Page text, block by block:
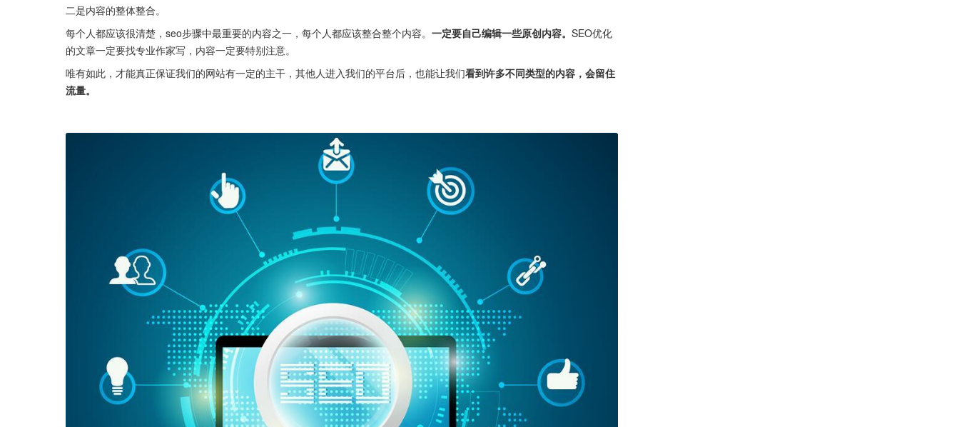
二是内容的整体整合。
每个人都应该很清楚，seo步骤中最重要的内容之一，每个人都应该整合整个内容。 一定要自己编辑一些原创内容。 SEO优化
的文章一定要找专业作家写，内容一定要特别注意。
唯有如此，才能真正保证我们的网站有一定的主干，其他人进入我们的平台后，也能让我们看到许多不同类型的内容，会留住
流量。